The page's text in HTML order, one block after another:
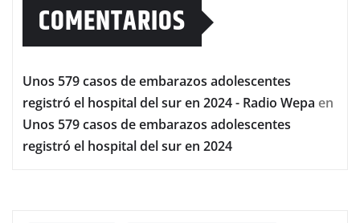
COMENTARIOS
Unos 579 casos de embarazos adolescentes
registró el hospital del sur en 2024 - Radio Wepa en
Unos 579 casos de embarazos adolescentes
registró el hospital del sur en 2024